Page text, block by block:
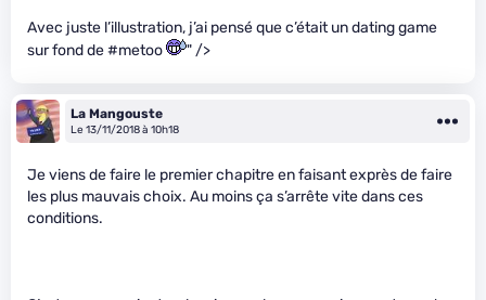
Avec juste l’illustration, j’ai pensé que c’était un dating game
sur fond de #metoo
" />
La Mangouste
Le 13/11/2018 à 10h18
Je viens de faire le premier chapitre en faisant exprès de faire
les plus mauvais choix. Au moins ça s’arrête vite dans ces
conditions.